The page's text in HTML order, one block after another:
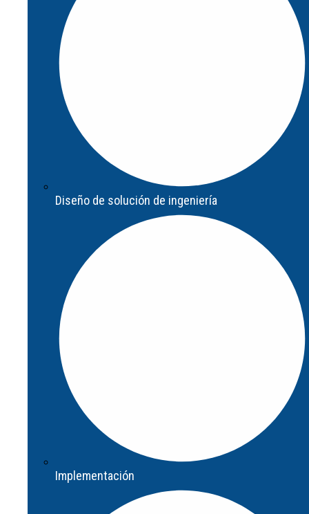
Diseño de solución de ingeniería
Implementación
Diseño de solución de ingeniería
Implementación